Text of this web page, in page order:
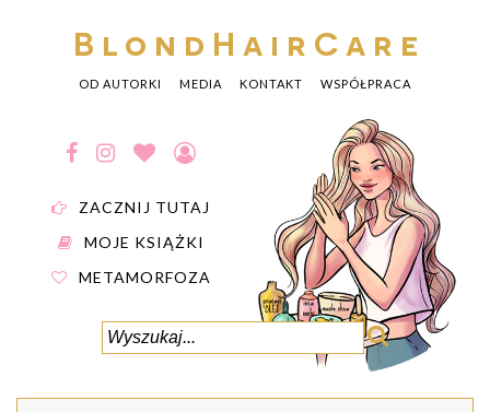
BlondHairCare
OD AUTORKI MEDIA KONTAKT WSPÓŁPRACA
ZACZNIJ TUTAJ
MOJE KSIĄŻKI
METAMORFOZA